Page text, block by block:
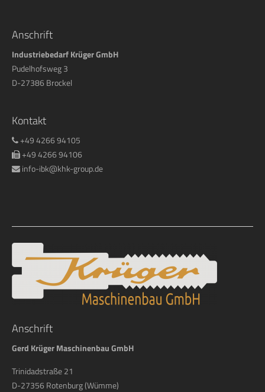
Anschrift
Industriebedarf Krüger GmbH
Pudelhofsweg 3
D-27386 Brockel
Kontakt
+49 4266 94105
+49 4266 94106
info-ibk@khk-group.de
Anschrift
Gerd Krüger Maschinenbau GmbH
Trinidadstraße 21
D-27356 Rotenburg (Wümme)